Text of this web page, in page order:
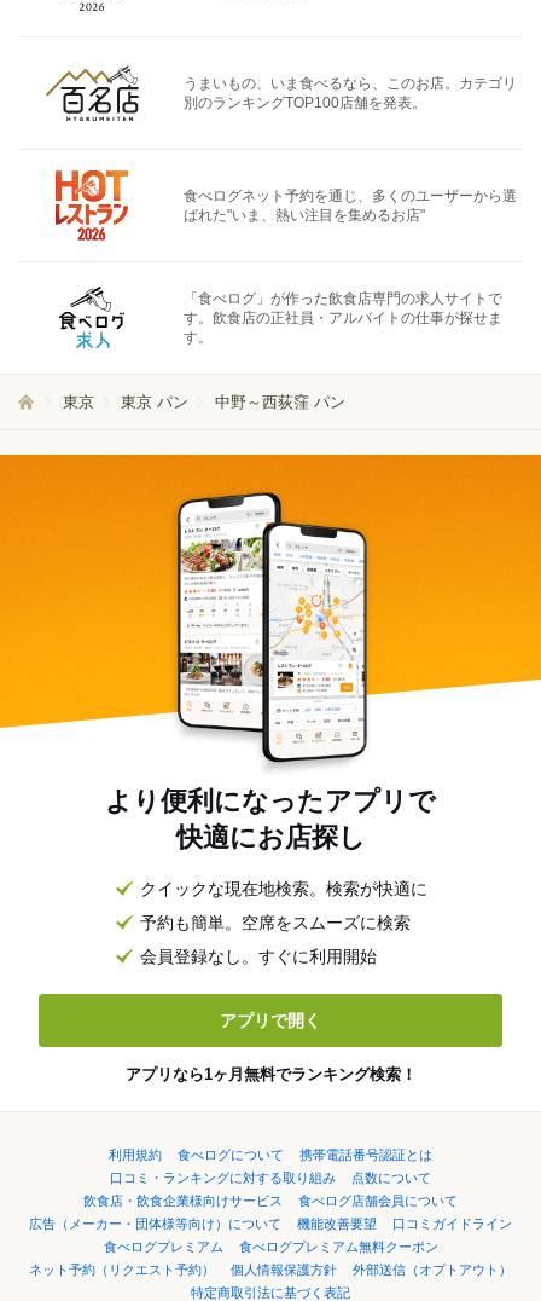
うまいもの、いま食べるなら、このお店。カテゴリ
別のランキングTOP100店舗を発表。
食べログネット予約を通じ、多くのユーザーから選
ばれた"いま、熱い注目を集めるお店"
「食べログ」が作った飲食店専門の求人サイトで
す。飲食店の正社員・アルバイトの仕事が探せま
す。
東京 東京 パン 中野～西荻窪 パン
より便利になったアプリで
快適にお店探し
クイックな現在地検索。検索が快適に
予約も簡単。空席をスムーズに検索
会員登録なし。すぐに利用開始
アプリで開く
アプリなら1ヶ月無料でランキング検索！
利用規約 食べログについて
携帯電話番号認証とは
口コミ・ランキングに対する取り組み
点数について
飲食店・飲食企業様向けサービス
食べログ店舗会員について
広告（メーカー・団体様等向け）について
機能改善要望
口コミガイドライン
食べログプレミアム
食べログプレミアム無料クーポン
ネット予約（リクエスト予約）
個人情報保護方針
外部送信（オプトアウト）
特定商取引法に基づく表記